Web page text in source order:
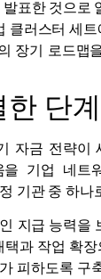
표한 것으로
클러스터 세
장기 로드맵
단
자금 전략이
기업 네
기관 중 하나
지급 능력
택과 작업 확
피하도록